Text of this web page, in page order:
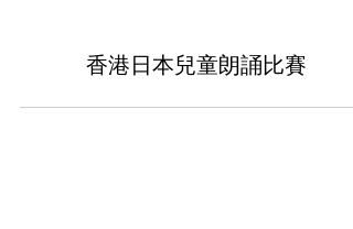
香港日本兒童朗誦比賽